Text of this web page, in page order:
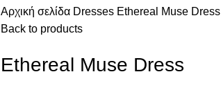
Αρχική σελίδα Dresses Ethereal Muse Dress
Back to products
Ethereal Muse Dress